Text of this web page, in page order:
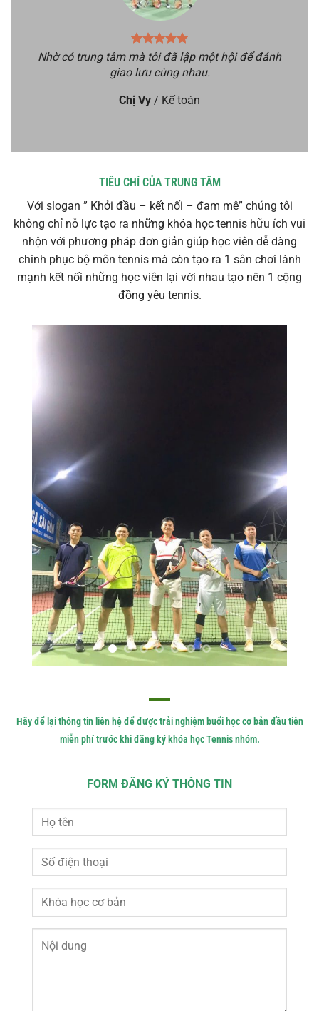
Nhờ có trung tâm mà tôi đã lập một hội để đánh
giao lưu cùng nhau.
Chị Vy / Kế toán
TIÊU CHÍ CỦA TRUNG TÂM
Với slogan ” Khởi đầu – kết nối – đam mê” chúng tôi
không chỉ nỗ lực tạo ra những khóa học tennis hữu ích vui
nhộn với phương pháp đơn giản giúp học viên dễ dàng
chinh phục bộ môn tennis mà còn tạo ra 1 sân chơi lành
mạnh kết nối những học viên lại với nhau tạo nên 1 cộng
đồng yêu tennis.
Hãy để lại thông tin liên hệ để được trải nghiệm buổi học cơ bản đầu tiên
miễn phí trước khi đăng ký khóa học Tennis nhóm.
FORM ĐĂNG KÝ THÔNG TIN